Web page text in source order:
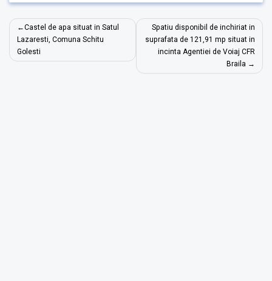
Navigare
în
articole
Castel de apa situat in Satul
Lazaresti, Comuna Schitu
Golesti
Spatiu disponibil de inchiriat in
suprafata de 121,91 mp situat in
incinta Agentiei de Voiaj CFR
Braila